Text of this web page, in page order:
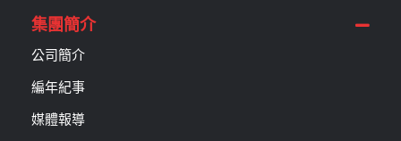
集團簡介
公司簡介
編年紀事
媒體報導